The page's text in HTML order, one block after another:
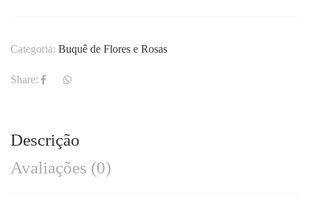
Categoria: Buquê de Flores e Rosas
Share:
Descrição
Avaliações (0)